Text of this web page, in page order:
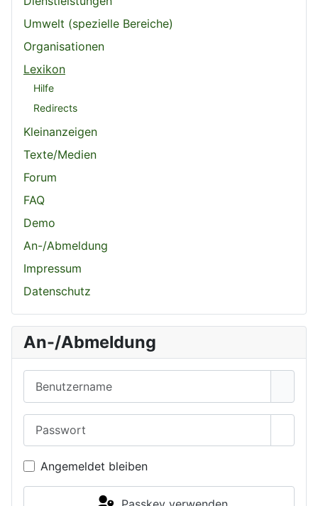
Umwelt (spezielle Bereiche)
Organisationen
Lexikon
Hilfe
Redirects
Kleinanzeigen
Texte/Medien
Forum
FAQ
Demo
An-/Abmeldung
Impressum
Datenschutz
An-/Abmeldung
Angemeldet bleiben